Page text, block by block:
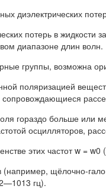
диэлектрических
потерь в жидкости
диапазоне длин волн.
группы, возможна
поляризацией
гораздо больше
осцилляторов,
этих частот w = w0 (
(например, щёлочно-
гц).